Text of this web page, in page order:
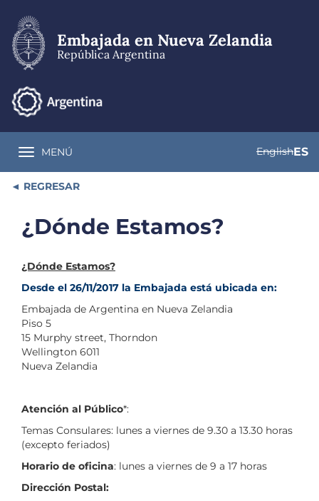
contenido
principal
Embajada en Nueva Zelandia
República Argentina
Toggle navigation
MENÚ EnglishES
REGRESAR
¿Dónde Estamos?
¿Dónde Estamos?
Desde el 26/11/2017 la Embajada está ubicada en:
Embajada de Argentina en Nueva Zelandia
Piso 5
15 Murphy street, Thorndon
Wellington 6011
Nueva Zelandia
Atención al Público*:
Temas Consulares: lunes a viernes de 9.30 a 13.30 horas
(excepto feriados)
Horario de oficina: lunes a viernes de 9 a 17 horas
Dirección Postal: